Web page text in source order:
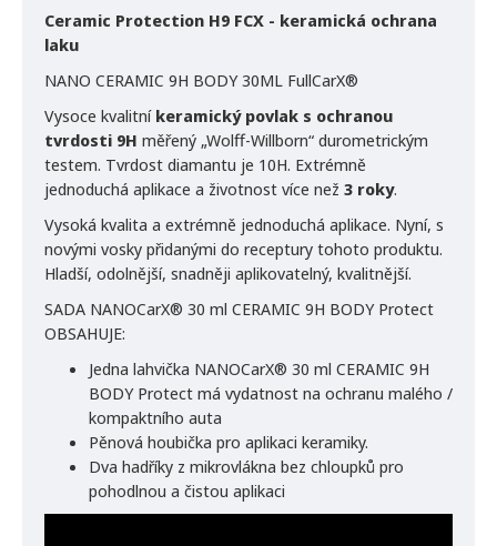
Ceramic Protection H9 FCX - keramická ochrana
laku
NANO CERAMIC 9H BODY 30ML FullCarX®
Vysoce kvalitní keramický povlak s ochranou
tvrdosti 9H měřený „Wolff-Willborn“ durometrickým
testem. Tvrdost diamantu je 10H. Extrémně
jednoduchá aplikace a životnost více než 3 roky.
Vysoká kvalita a extrémně jednoduchá aplikace. Nyní, s
novými vosky přidanými do receptury tohoto produktu.
Hladší, odolnější, snadněji aplikovatelný, kvalitnější.
SADA NANOCarX® 30 ml CERAMIC 9H BODY Protect
OBSAHUJE:
Jedna lahvička NANOCarX® 30 ml CERAMIC 9H
BODY Protect má vydatnost na ochranu malého /
kompaktního auta
Pěnová houbička pro aplikaci keramiky.
Dva hadříky z mikrovlákna bez chloupků pro
pohodlnou a čistou aplikaci